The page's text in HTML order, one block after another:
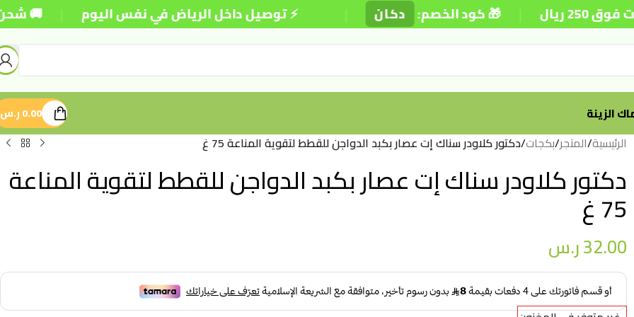
⚡ توصيل داخل الرياض في نفس اليوم | 🚚 شحن | 🎁 كود الخصم: دكان
الزينة 0.00ر.س
الرئيسية/المتجر/بكجات/دكتور كلاودر سناك إت عصار بكبد الدواجن للقطط لتقوية المناعة 75 غ
دكتور كلاودر سناك إت عصار بكبد الدواجن للقطط لتقوية المناعة
75 غ
32.00ر.س